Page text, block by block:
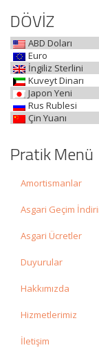
DÖVİZ
ABD Doları
Euro
İngiliz Sterlini
Kuveyt Dinarı
Japon Yeni
Rus Rublesi
Çin Yuanı
Pratik Menü
Amortismanlar
Asgari Geçim
Asgari Ücretler
Duyurular
Hakkımızda
Hizmetlerimiz
İletişim